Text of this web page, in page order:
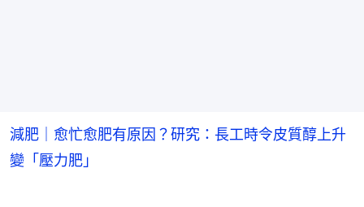
減肥｜愈忙愈肥有原因？研究：長工時令皮質醇上升
變「壓力肥」